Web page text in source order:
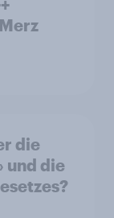
die
und die